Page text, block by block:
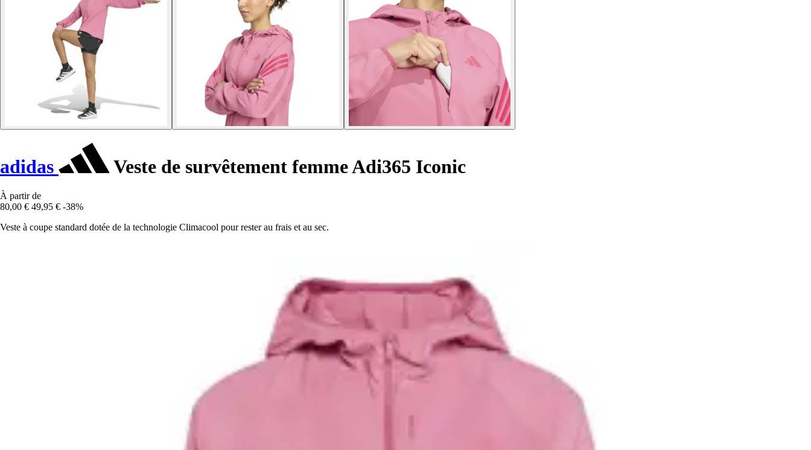
adidas Veste de survêtement femme Adi365 Iconic
À partir de
80,00 € 49,95 € -38%
Veste à coupe standard dotée de la technologie Climacool pour rester au frais et au sec.